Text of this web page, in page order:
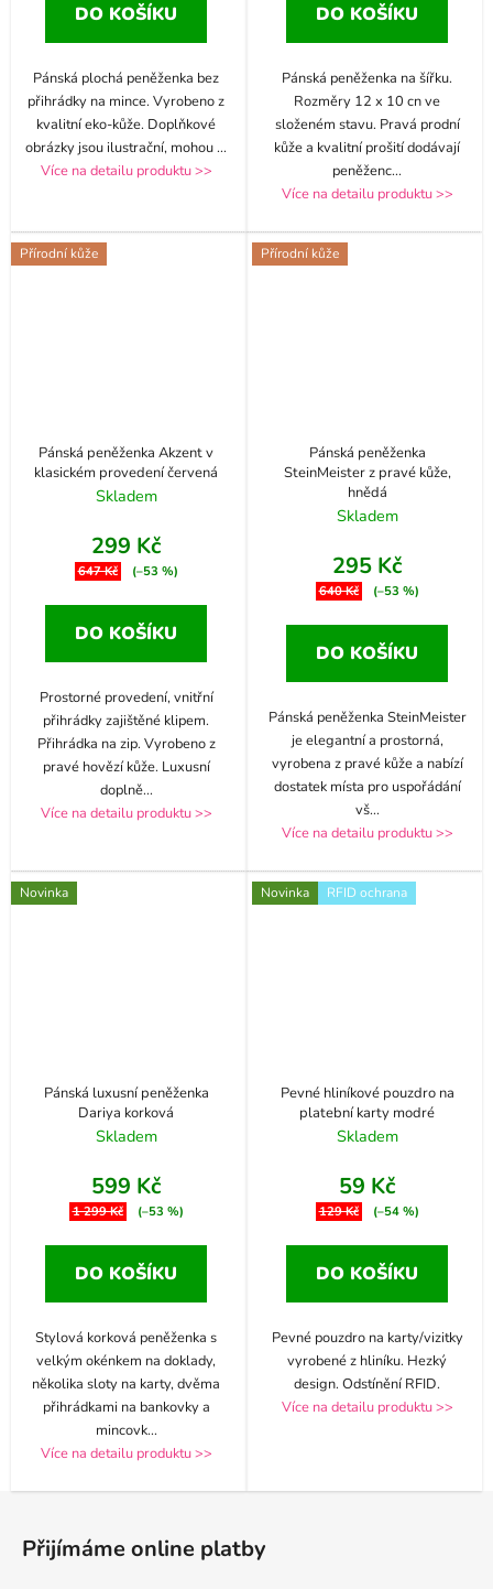
DO KOŠÍKU
Pánská plochá peněženka bez
přihrádky na mince. Vyrobeno z
kvalitní eko-kůže. Doplňkové
obrázky jsou ilustrační, mohou...
Více na detailu produktu >>
DO KOŠÍKU
Pánská peněženka na šířku.
Rozměry 12 x 10 cn ve
složeném stavu. Pravá prodní
kůže a kvalitní prošití dodávají
peněženc...
Více na detailu produktu >>
Přírodní kůže
Pánská peněženka Akzent v
klasickém provedení červená
Skladem
299 Kč
647 Kč (–53 %)
DO KOŠÍKU
Prostorné provedení, vnitřní
přihrádky zajištěné klipem.
Přihrádka na zip. Vyrobeno z
pravé hovězí kůže. Luxusní
doplně...
Více na detailu produktu >>
Přírodní kůže
Pánská peněženka
SteinMeister z pravé kůže,
hnědá
Skladem
295 Kč
640 Kč (–53 %)
DO KOŠÍKU
Pánská peněženka SteinMeister
je elegantní a prostorná,
vyrobena z pravé kůže a nabízí
dostatek místa pro uspořádání
vš...
Více na detailu produktu >>
Novinka
Pánská luxusní peněženka
Dariya korková
Skladem
599 Kč
1 299 Kč (–53 %)
DO KOŠÍKU
Stylová korková peněženka s
velkým okénkem na doklady,
několika sloty na karty, dvěma
přihrádkami na bankovky a
mincovk...
Více na detailu produktu >>
Novinka RFID ochrana
Pevné hliníkové pouzdro na
platební karty modré
Skladem
59 Kč
129 Kč (–54 %)
DO KOŠÍKU
Pevné pouzdro na karty/vizitky
vyrobené z hliníku. Hezký
design. Odstínění RFID.
Více na detailu produktu >>
Z
Přijímáme online platby